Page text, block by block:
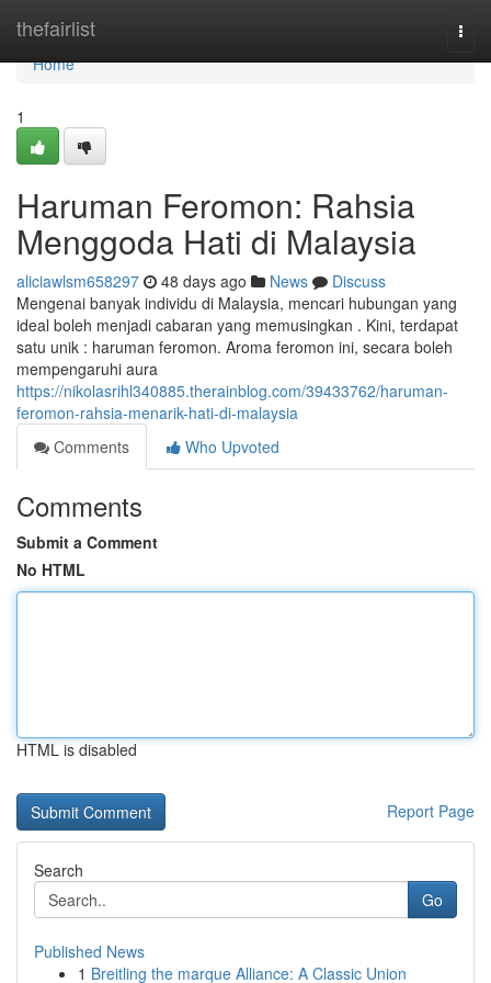
thefairlist
Home
Home
1
Haruman Feromon: Rahsia
Menggoda Hati di Malaysia
aliciawlsm658297 48 days ago News
Discuss
Mengenai banyak individu di Malaysia, mencari hubungan yang
ideal boleh menjadi cabaran yang memusingkan . Kini, terdapat
satu unik : haruman feromon. Aroma feromon ini, secara boleh
mempengaruhi aura
https://nikolasrihl340885.therainblog.com/39433762/haruman-
feromon-rahsia-menarik-hati-di-malaysia
Comments
Who Upvoted
Comments
Submit a Comment
No HTML
HTML is disabled
Report Page
Search
Go
Published News
1 Breitling the marque Alliance: A Classic Union